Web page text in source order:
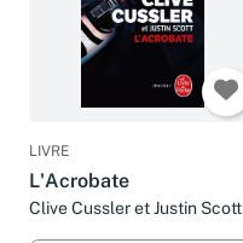
LIVRE
L'Acrobate
Clive Cussler et Justin Scott